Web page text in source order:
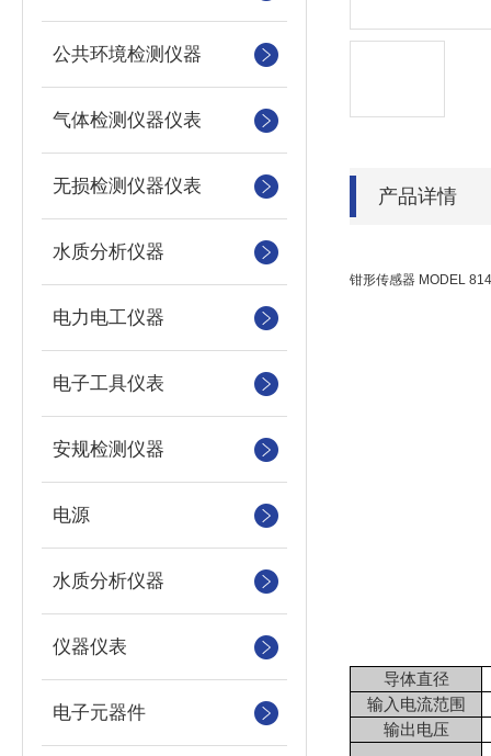
公共环境检测仪器
气体检测仪器仪表
无损检测仪器仪表
水质分析仪器
电力电工仪器
电子工具仪表
安规检测仪器
电源
水质分析仪器
仪器仪表
电子元器件
产品详情
钳形传感器 MODEL
导体直径
输入电流范围
输出电压